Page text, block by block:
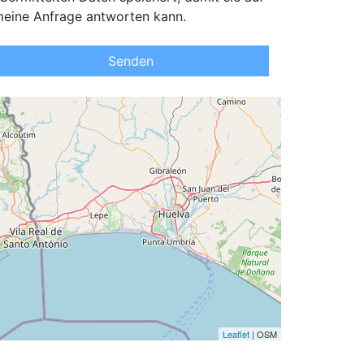
Anfrage antworten kann.
Senden
Leaflet | OSM